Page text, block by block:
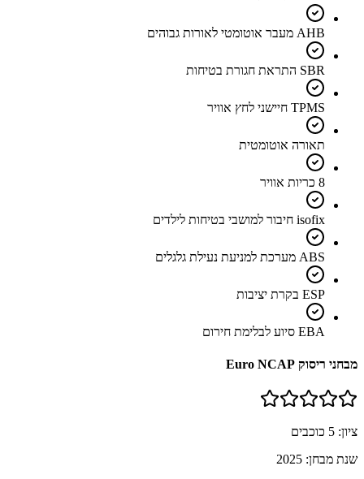
AHB מעבר אוטומטי לאורות גבוהים
SBR התראת חגורת בטיחות
TPMS חיישני לחץ אוויר
תאורה אוטומטית
8 כריות אוויר
isofix חיבור למושבי בטיחות לילדים
ABS מערכת למניעת נעילת גלגלים
ESP בקרת יציבות
EBA סיוע לבלימת חירום
מבחני ריסוק Euro NCAP
ציון: 5 כוכבים
שנת מבחן: 2025